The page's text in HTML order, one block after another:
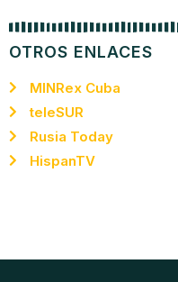
OTROS ENLACES
MINRex Cuba
teleSUR
Rusia Today
HispanTV